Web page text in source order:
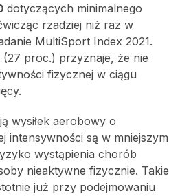
dotyczących minimalnego
rzadziej niż raz w
MultiSport Index 2021.
proc.) przyznaje, że nie
fizycznej w ciągu
wysiłek aerobowy o
intensywności są w mniejszym
wystąpienia chorób
nieaktywne fizycznie. Takie
już przy podejmowaniu